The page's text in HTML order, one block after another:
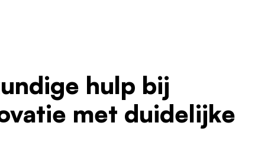
hulp bij
met duidelijke